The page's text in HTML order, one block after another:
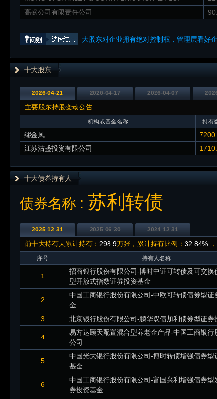
高盛公司有限责任公司
大股东对企业拥有绝对控制权，管理层看好
十大股东
2026-04-21 2026-04-17 2026-04-07
主要股东持股变动公告
机构或基金名称 持有
缪金凤
江苏沽盛投资有限公司
十大债券持有人
债券名称 : 苏利转债
2025-12-31 2025-06-30 2024-12-31
前十大持有人累计持有： 298.9万张，累计持有比例： 32.84%
序号 持有人名称
1
招商银行股份有限公司-博时中证可转债及可交换
型开放式指数证券投资基金
2
中国工商银行股份有限公司-中欧可转债债券型证
金
3
北京银行股份有限公司-鹏华双债加利债券型证券
4
易方达颐天配置混合型养老金产品-中国工商银行
公司
5
中国光大银行股份有限公司-博时转债增强债券型
基金
6
中国工商银行股份有限公司-富国兴利增强债券型
券投资基金